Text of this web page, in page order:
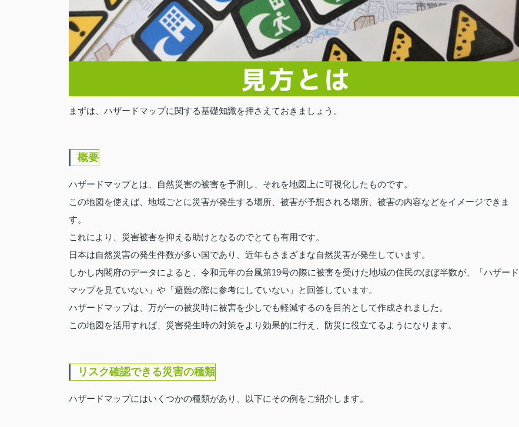
まずは、ハザードマップに関する基礎知識を押さえておきましょう。
概要
ハザードマップとは、自然災害の被害を予測し、それを地図上に可視化したものです。
この地図を使えば、地域ごとに災害が発生する場所、被害が予想される場所、被害の内容などをイメージできま
す。
これにより、災害被害を抑える助けとなるのでとても有用です。
日本は自然災害の発生件数が多い国であり、近年もさまざまな自然災害が発生しています。
しかし内閣府のデータによると、令和元年の台風第19号の際に被害を受けた地域の住民のほぼ半数が、「ハザード
マップを見ていない」や「避難の際に参考にしていない」と回答しています。
ハザードマップは、万が一の被災時に被害を少しでも軽減するのを目的として作成されました。
この地図を活用すれば、災害発生時の対策をより効果的に行え、防災に役立てるようになります。
リスク確認できる災害の種類
ハザードマップにはいくつかの種類があり、以下にその例をご紹介します。